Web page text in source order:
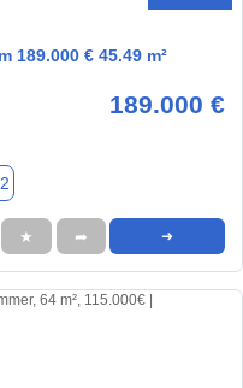
189.000 € 45.49 m²
189.000 €
★ ➦ ➜